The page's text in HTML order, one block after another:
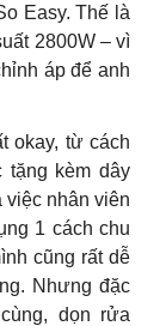
Easy. Thế là
2800W – vì
áp để anh
okay, từ cách
tặng kèm dây
việc nhân viên
1 cách chu
cũng rất dễ
Nhưng đặc
dọn rửa